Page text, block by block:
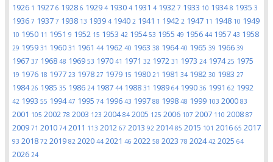
1926 1 1927 6 1928 6 1929 4 1930 4 1931 4 1932 7 1933 10 19348 1935 3
1936 7 1937 7 1938 13 1939 4 1940 2 1941 1 1942 2 1947 11 1948 10 1949
10 1950 11 1951 9 1952 15 1953 42 195453 1955 49 1956 44 1957 43 1958
29 1959 31 1960 31 1961 44 1962 40 1963 38 196440 1965 39 1966 39
1967 37 1968 48 1969 53 1970 41 1971 32 1972 31 1973 24 197425 1975
19 1976 18 1977 23 1978 27 1979 15 1980 21 1981 34 1982 30 1983 27
198426 1985 35 1986 24 1987 44 1988 31 1989 64 1990 36 1991 62 1992
42 1993 55 199447 1995 74 1996 43 1997 88 1998 48 1999 103 2000 83
2001 105 2002 78 2003 123 200484 2005 125 2006 107 2007 110 2008 87
2009 71 2010 74 2011 113 2012 67 2013 92 201485 2015 101 2016 65 2017
93 2018 72 2019 82 2020 44 2021 46 2022 58 2023 78 202442 2025 64
2026 24